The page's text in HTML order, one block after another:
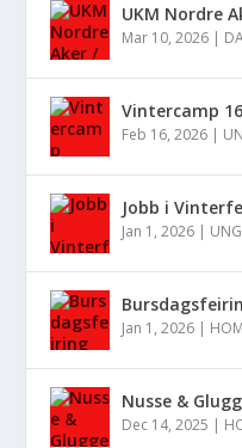
UKM Nordre
Mar 10, 2026 |
Vintercamp
Feb 16, 2026 |
Jobb i
Jan 1, 2026 |
Jan 1, 2026 |
Nusse &
Dec 14, 2025 |